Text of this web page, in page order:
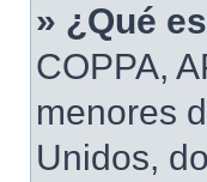
» ¿Qué
COPPA,
menores
Unidos,